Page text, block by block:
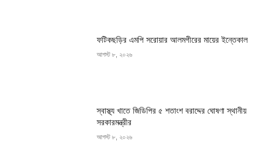
ফটিকছড়ির এমপি সরোয়ার আলমগীরের মায়ের ইন্তেকাল
আগস্ট ৮, ২০২৬
স্বাস্থ্য খাতে জিডিপির ৫ শতাংশ বরাদ্দের ঘোষণা স্থানীয়
সরকারমন্ত্রীর
আগস্ট ৮, ২০২৬